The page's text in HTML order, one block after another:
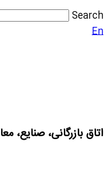
Search
En
اتاق بازرگانی، صنایع،